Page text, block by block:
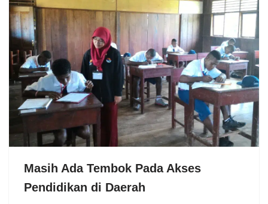
Masih Ada Tembok Pada Akses
Pendidikan di Daerah